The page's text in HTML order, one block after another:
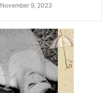
November 9, 2023